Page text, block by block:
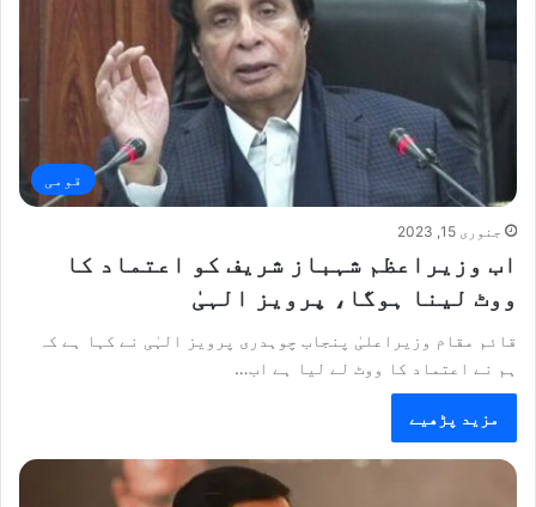
قومی
جنوری 15, 2023
اب وزیراعظم شہباز شریف کو اعتماد کا
ووٹ لینا ہوگا، پرویز الہیٰ
قائم مقام وزیراعلیٰ پنجاب چوہدری پرویز الہٰی نے کہا ہے کہ
ہم نے اعتماد کا ووٹ لے لیا ہے اب…
مزید پڑھیے